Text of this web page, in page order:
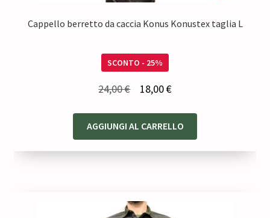
Cappello berretto da caccia Konus Konustex taglia L
SCONTO - 25%
24,00€
originale
era:
18,00€Il
attuale
è:
AGGIUNGI AL CARRELLO